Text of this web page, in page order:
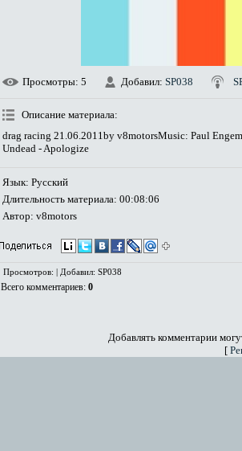
Просмотры: 5 Добавил: SP038
Описание материала:
drag racing 21.06.2011by v8motorsMusic: Paul
Undead - Apologize
Язык: Русский
Длительность материала: 00:08:06
Автор: v8motors
Просмотров: | Добавил: SP038
Всего комментариев: 0
Добавлять комментарии
[